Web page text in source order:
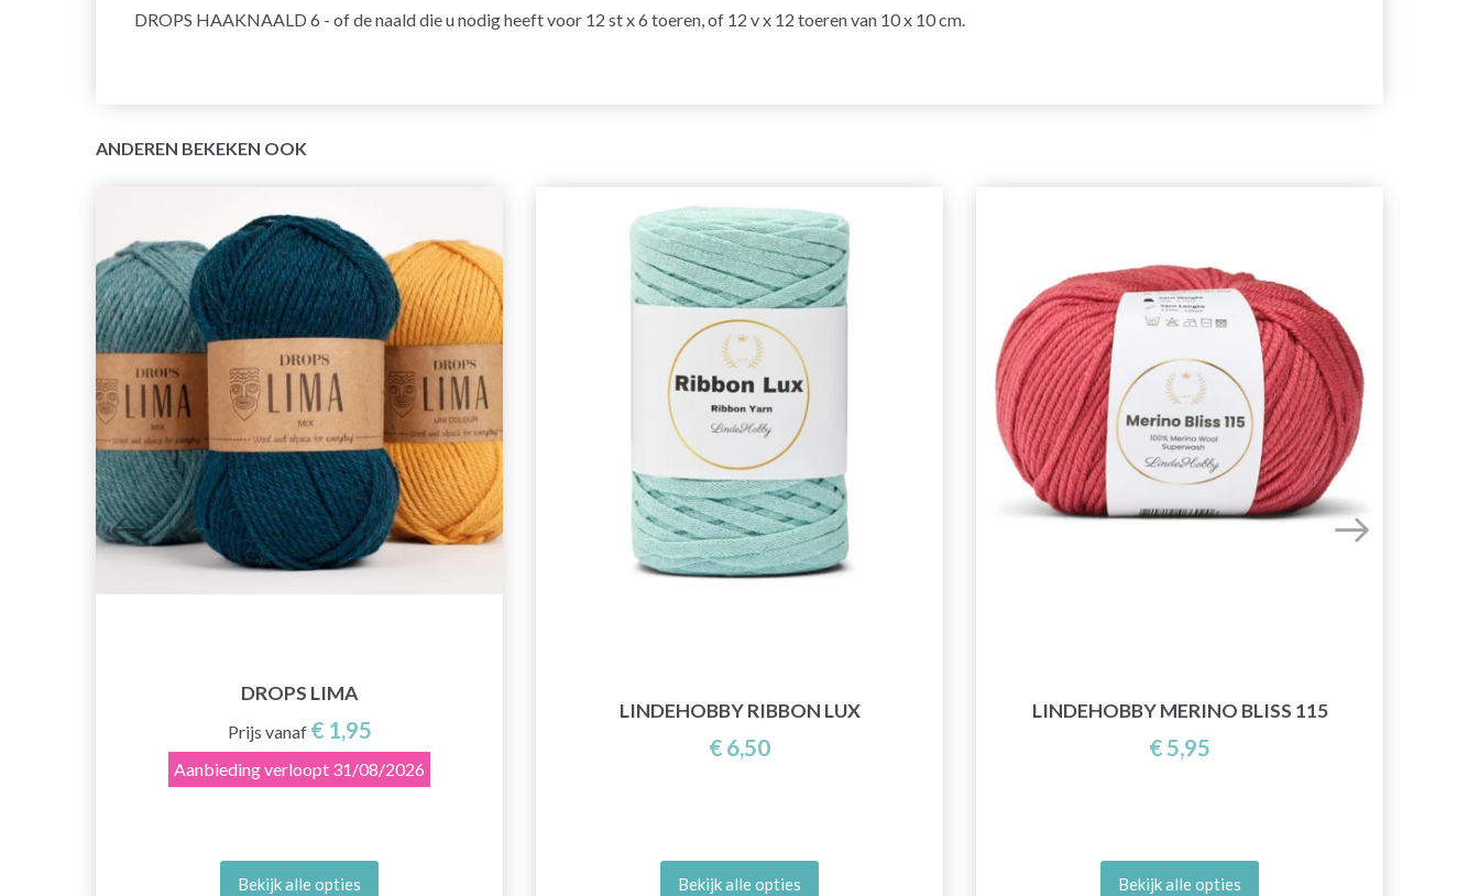
DROPS HAAKNAALD 6 - of de naald die u nodig heeft voor 12 st x 6 toeren, of 12 v x 12 toeren van 10 x 10 cm.
ANDEREN BEKEKEN OOK
DROPS LIMA
Prijs vanaf € 1,95
Aanbieding verloopt 31/08/2026
Bekijk alle opties
LINDEHOBBY RIBBON LUX
€ 6,50
Bekijk alle opties
LINDEHOBBY MERINO BLISS 115
€ 5,95
Bekijk alle opties